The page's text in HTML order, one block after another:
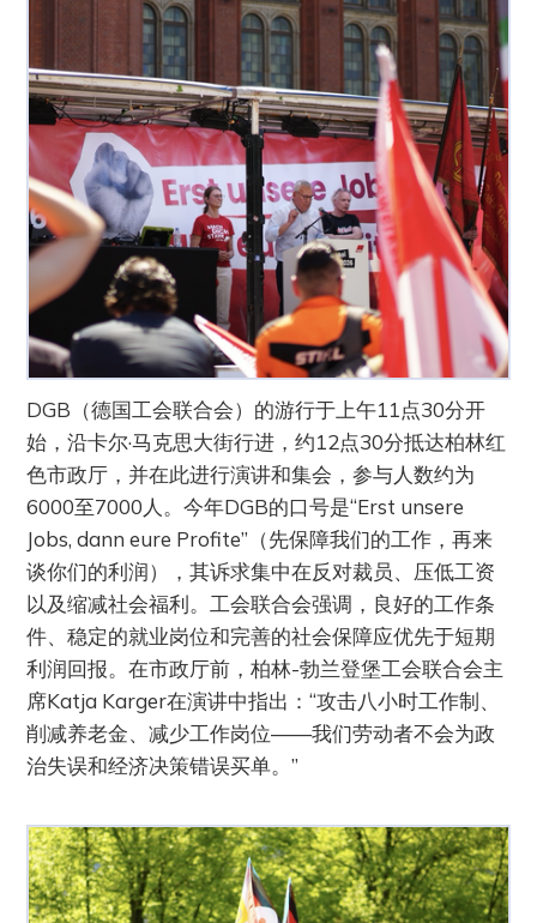
DGB（德国工会联合会）的游行于上午11点30分开
始，沿卡尔·马克思大街行进，约12点30分抵达柏林红
色市政厅，并在此进行演讲和集会，参与人数约为
6000至7000人。今年DGB的口号是“Erst unsere
Jobs, dann eure Profite”（先保障我们的工作，再来
谈你们的利润），其诉求集中在反对裁员、压低工资
以及缩减社会福利。工会联合会强调，良好的工作条
件、稳定的就业岗位和完善的社会保障应优先于短期
利润回报。在市政厅前，柏林-勃兰登堡工会联合会主
席Katja Karger在演讲中指出：“攻击八小时工作制、
削减养老金、减少工作岗位——我们劳动者不会为政
治失误和经济决策错误买单。”